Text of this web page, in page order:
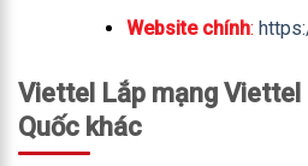
Website chính:
Viettel Lắp mạng Viettel
Quốc khác